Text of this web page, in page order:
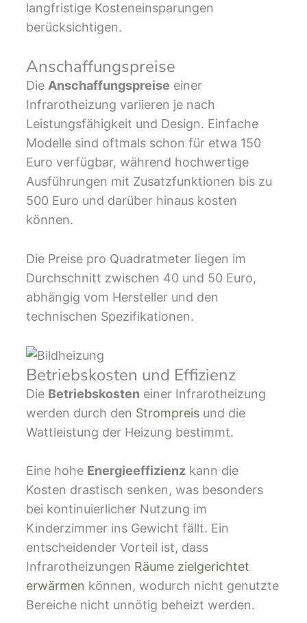
langfristige Kosteneinsparungen
berücksichtigen.
Anschaffungspreise
Die Anschaffungspreise einer
Infrarotheizung variieren je nach
Leistungsfähigkeit und Design. Einfache
Modelle sind oftmals schon für etwa 150
Euro verfügbar, während hochwertige
Ausführungen mit Zusatzfunktionen bis zu
500 Euro und darüber hinaus kosten
können.
Die Preise pro Quadratmeter liegen im
Durchschnitt zwischen 40 und 50 Euro,
abhängig vom Hersteller und den
technischen Spezifikationen.
Betriebskosten und Effizienz
Die Betriebskosten einer Infrarotheizung
werden durch den Strompreisund die
Wattleistung der Heizung bestimmt.
Eine hohe Energieeffizienzkann die
Kosten drastisch senken, was besonders
bei kontinuierlicher Nutzung im
Kinderzimmer ins Gewicht fällt. Ein
entscheidender Vorteil ist, dass
Infrarotheizungen Räume zielgerichtet
erwärmen können, wodurch nicht genutzte
Bereiche nicht unnötig beheizt werden.